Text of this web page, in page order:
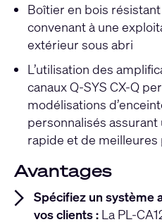
Boîtier en bois
convenant à une
extérieur sous abri
L’utilisation des
canaux Q-SYS CX-Q
modélisations
personnalisés
rapide et de
Avantages
Spécifiez un système
vos clients : La PL-